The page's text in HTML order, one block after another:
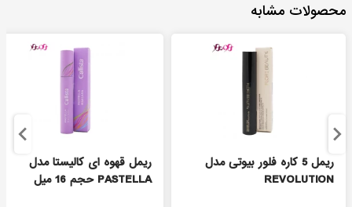
محصولات مشابه
ریمل 5 کاره فلور بیوتی مدل
REVOLUTION
ریمل قهوه ای کالیستا مدل
PASTELLA حجم 16 میل